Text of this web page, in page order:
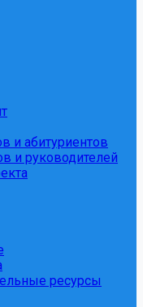
и абитуриентов
и руководителей
ресурсы